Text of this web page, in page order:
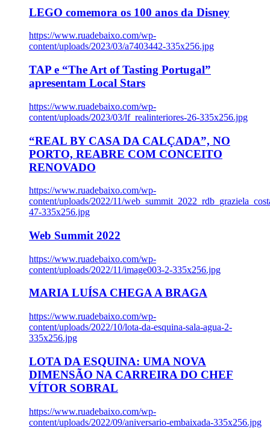
LEGO comemora os 100 anos da Disney
https://www.ruadebaixo.com/wp-
content/uploads/2023/03/a7403442-335x256.jpg
TAP e “The Art of Tasting Portugal”
apresentam Local Stars
https://www.ruadebaixo.com/wp-
content/uploads/2023/03/lf_realinteriores-26-335x256.jpg
“REAL BY CASA DA CALÇADA”, NO
PORTO, REABRE COM CONCEITO
RENOVADO
https://www.ruadebaixo.com/wp-
content/uploads/2022/11/
47-335x256.jpg
Web Summit 2022
https://www.ruadebaixo.com/wp-
content/uploads/2022/11/image003-2-335x256.jpg
MARIA LUÍSA CHEGA A BRAGA
https://www.ruadebaixo.com/wp-
content/uploads/2022/10/lota-da-esquina-sala-agua-2-
335x256.jpg
LOTA DA ESQUINA: UMA NOVA
DIMENSÃO NA CARREIRA DO CHEF
VÍTOR SOBRAL
https://www.ruadebaixo.com/wp-
content/uploads/2022/09/aniversario-embaixada-335x256.jpg